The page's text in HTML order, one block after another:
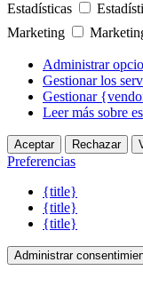
Estadísticas
Marketing
Administrar
Gestionar los
Gestionar
Leer más sobre
Aceptar Rechazar
Preferencias
{title}
{title}
{title}
Administrar